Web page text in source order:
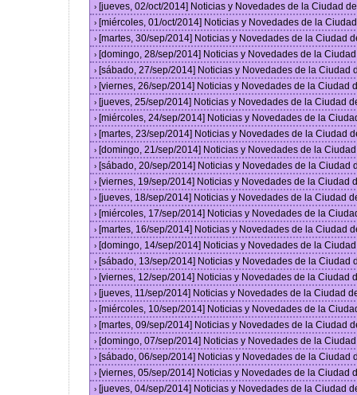
› [jueves, 02/oct/2014] Noticias y Novedades de la Ciudad
› [miércoles, 01/oct/2014] Noticias y Novedades de la
› [martes, 30/sep/2014] Noticias y Novedades de la Ciudad
› [domingo, 28/sep/2014] Noticias y Novedades de la
› [sábado, 27/sep/2014] Noticias y Novedades de la Ciudad
› [viernes, 26/sep/2014] Noticias y Novedades de la Ciudad
› [jueves, 25/sep/2014] Noticias y Novedades de la Ciudad
› [miércoles, 24/sep/2014] Noticias y Novedades de la
› [martes, 23/sep/2014] Noticias y Novedades de la Ciudad
› [domingo, 21/sep/2014] Noticias y Novedades de la
› [sábado, 20/sep/2014] Noticias y Novedades de la Ciudad
› [viernes, 19/sep/2014] Noticias y Novedades de la Ciudad
› [jueves, 18/sep/2014] Noticias y Novedades de la Ciudad
› [miércoles, 17/sep/2014] Noticias y Novedades de la
› [martes, 16/sep/2014] Noticias y Novedades de la Ciudad
› [domingo, 14/sep/2014] Noticias y Novedades de la
› [sábado, 13/sep/2014] Noticias y Novedades de la Ciudad
› [viernes, 12/sep/2014] Noticias y Novedades de la Ciudad
› [jueves, 11/sep/2014] Noticias y Novedades de la Ciudad
› [miércoles, 10/sep/2014] Noticias y Novedades de la
› [martes, 09/sep/2014] Noticias y Novedades de la Ciudad
› [domingo, 07/sep/2014] Noticias y Novedades de la
› [sábado, 06/sep/2014] Noticias y Novedades de la Ciudad
› [viernes, 05/sep/2014] Noticias y Novedades de la Ciudad
› [jueves, 04/sep/2014] Noticias y Novedades de la Ciudad